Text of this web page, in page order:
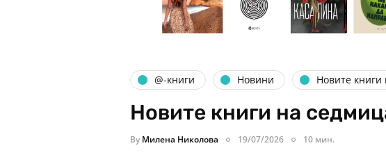
@-книги Новини Новите книги
Новите книги на
By Милена Николова 19/07/2026 10 мин.